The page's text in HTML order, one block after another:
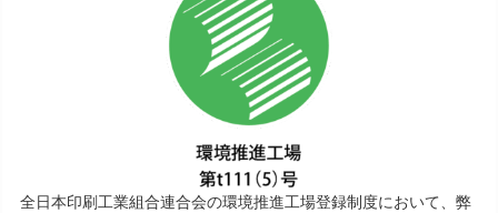
全日本印刷工業組合連合会の環境推進工場登録制度において、弊